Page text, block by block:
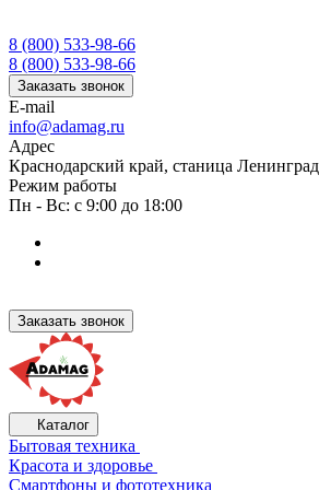
8 (800) 533-98-66
8 (800) 533-98-66
Заказать звонок
E-mail
info@adamag.ru
Адрес
Краснодарский край, станица
Режим работы
Пн - Вс: с 9:00 до 18:00
Заказать звонок
Каталог
Бытовая техника
Красота и здоровье
Смартфоны и фототехника